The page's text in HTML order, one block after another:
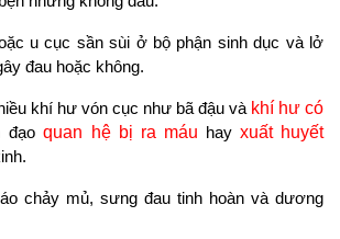
u cục sần sùi ở bộ phận sinh dục và lở
đau hoặc không.
khí hư vón cục như bã đậu và khí hư có
đạoquan hệ bị ra máu hay xuất huyết
chảy mủ, sưng đau tinh hoàn và dương